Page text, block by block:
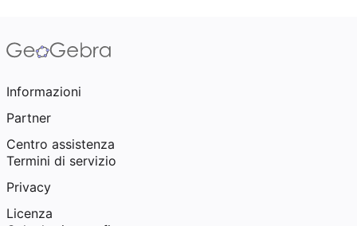
Informazioni
Partner
Centro assistenza
Termini di servizio
Privacy
Licenza